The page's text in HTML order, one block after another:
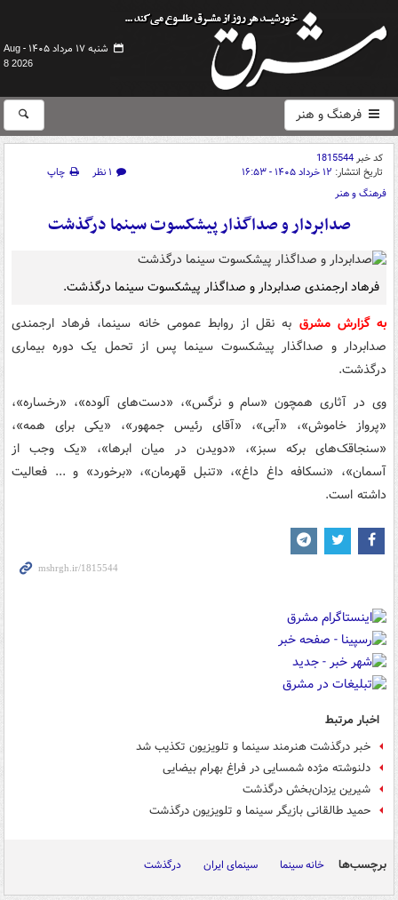
شنبه ۱۷ مرداد ۱۴۰۵ -
Aug
8 2026
فرهنگ و هنر
کد خبر1815544
تاریخ انتشار: ۱۲ خرداد ۱۴۰۵ - ۱۶:۵۳ ۱ نظر
چاپ
فرهنگ و هنر
صدابردار و صداگذار پیشکسوت سینما درگذشت
فرهاد ارجمندی صدابردار و صداگذار پیشکسوت سینما درگذشت.
به گزارش مشرق به نقل از روابط عمومی خانه سینما، فرهاد ارجمندی
صدابردار و صداگذار پیشکسوت سینما پس از تحمل یک دوره بیماری
درگذشت.
وی در آثاری همچون «سام و نرگس»، «دست‌های آلوده»، «رخساره»،
«پرواز خاموش»، «آبی»، «آقای رئیس جمهور»، «یکی برای همه»،
«سنجاقک‌های برکه سبز»، «دویدن در میان ابرها»، «یک وجب از
آسمان»، «نسکافه داغ داغ»، «تنبل قهرمان»، «برخورد» و ... فعالیت
داشته است.
اخبار مرتبط
خبر درگذشت هنرمند سینما و تلویزیون تکذیب شد
دلنوشته مژده شمسایی در فراغ بهرام بیضایی
شیرین یزدان‌بخش درگذشت
حمید طالقانی بازیگر سینما و تلویزیون درگذشت
برچسب‌ها خانه سینما سینمای ایران درگذشت